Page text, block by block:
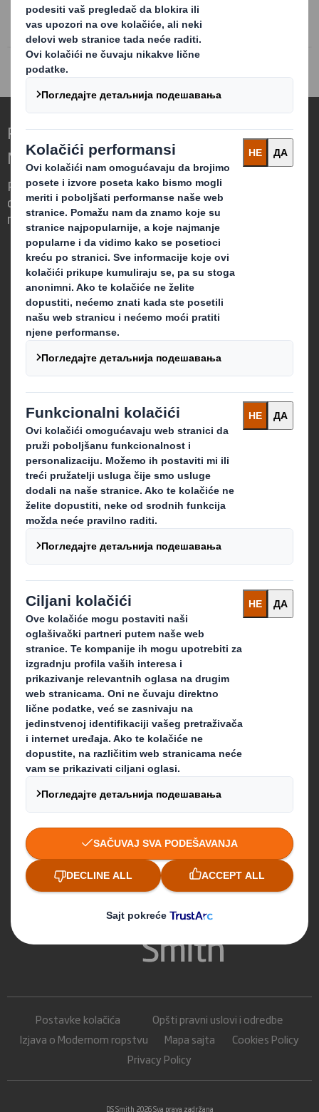
Redefinisanje Ambalaže za Svet koji se
Menja
Razlikujemo se po tome što vidimo priliku
da ambalaža igra ključnu ulogu u svetu oko
nas.
Ko smo mi
O nama
Mediji
Karijera
Šta radimo
Ambalaža
Reciklaža
Papir
Kontaktirajte nas
Naše lokacije
Kontaktirajte nas
Pratite nas
Postavke kolačića
Opšti pravni uslovi i odredbe
Izjava o Modernom ropstvu
Mapa sajta
Cookies Policy
Privacy Policy
DS Smith 2026 Sva prava zadržana